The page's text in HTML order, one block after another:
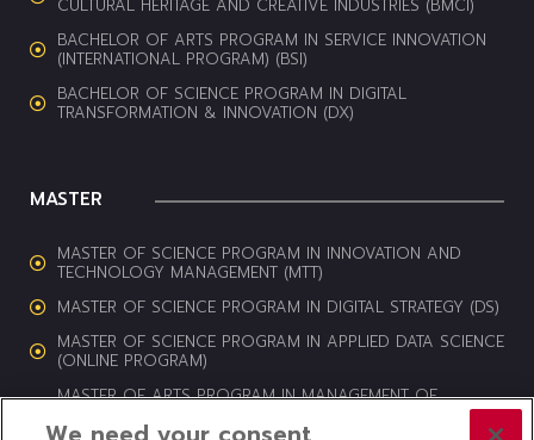
CULTURAL HERITAGE AND CREATIVE INDUSTRIES (BMCI)
BACHELOR OF ARTS PROGRAM IN SERVICE INNOVATION
(INTERNATIONAL PROGRAM) (BSI)
BACHELOR OF SCIENCE PROGRAM IN DIGITAL
TRANSFORMATION & INNOVATION (DX)
MASTER
MASTER OF SCIENCE PROGRAM IN INNOVATION AND
TECHNOLOGY MANAGEMENT (MTT)
MASTER OF SCIENCE PROGRAM IN DIGITAL STRATEGY (DS)
MASTER OF SCIENCE PROGRAM IN APPLIED DATA SCIENCE
(ONLINE PROGRAM)
MASTER OF ARTS PROGRAM IN MANAGEMENT OF